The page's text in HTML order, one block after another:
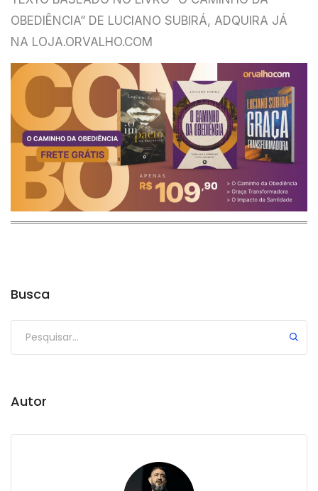
OBEDIÊNCIA” DE LUCIANO SUBIRÁ, ADQUIRA JÁ
NA LOJA.ORVALHO.COM
Busca
Autor